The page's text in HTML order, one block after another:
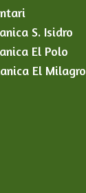
S. Isidro
El Polo
El Milagro